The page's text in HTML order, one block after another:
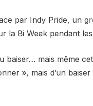
par Indy Pride, un
la Bi Week pendant
mais même
», mais d’un